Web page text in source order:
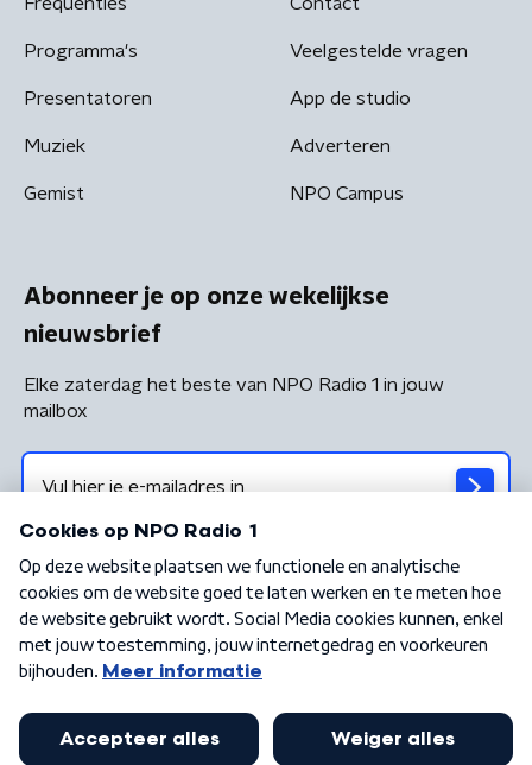
Frequenties
Programma's
Presentatoren
Muziek
Gemist
Contact
Veelgestelde vragen
App de studio
Adverteren
NPO Campus
Abonneer je op onze wekelijkse
nieuwsbrief
Elke zaterdag het beste van NPO Radio 1 in jouw
mailbox
Algemene voorwaarden Privacybeleid